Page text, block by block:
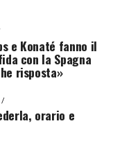
e Konaté fanno il
con la Spagna
risposta»
orario e